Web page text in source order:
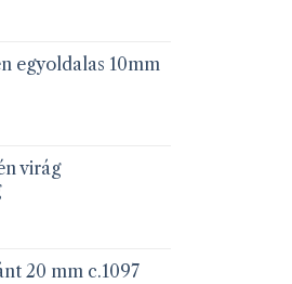
egyoldalas 10mm
virág
20 mm c.1097